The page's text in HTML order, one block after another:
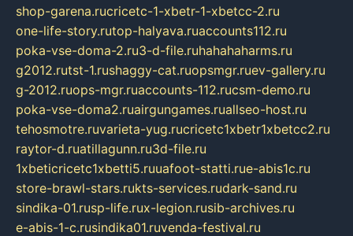
shop-garena.rucricetc-1-xbetr-1-xbetcc-2.ru
one-life-story.rutop-halyava.ruaccounts112.ru
poka-vse-doma-2.ru3-d-file.ruhahahaharms.ru
g2012.rutst-1.rushaggy-cat.ruopsmgr.ruev-gallery.ru
g-2012.ruops-mgr.ruaccounts-112.rucsm-demo.ru
poka-vse-doma2.ruairgungames.ruallseo-host.ru
tehosmotre.ruvarieta-yug.rucricetc1xbetr1xbetcc2.ru
raytor-d.ruatillagunn.ru3d-file.ru
1xbeticricetc1xbetti5.ruuafoot-statti.rue-abis1c.ru
store-brawl-stars.rukts-services.rudark-sand.ru
sindika-01.rusp-life.rux-legion.rusib-archives.ru
e-abis-1-c.rusindika01.ruvenda-festival.ru